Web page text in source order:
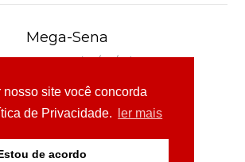
site você concorda
de Privacidade.
ler mais
de acordo
Mega-Sena
Concurso 3041 (06/08/26)
21 24 31 43